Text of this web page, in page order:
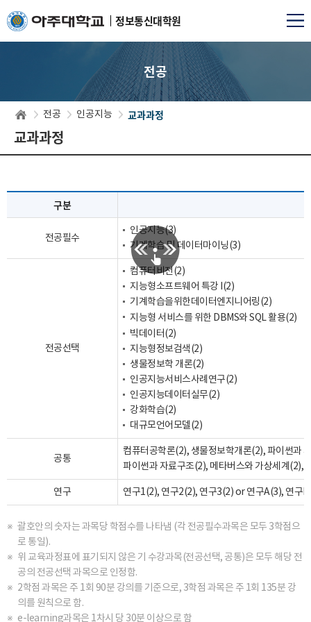
정보통신대학원
전공
전공 인공지능 교과과정
교과과정
구분
전공필수
인공지능(3)
기계학습 및 데이터마이닝(3)
전공선택
컴퓨터비전(2)
지능형소프트웨어 특강 I(2)
기계학습을위한데이터엔지니어링(2)
지능형 서비스를 위한 DBMS와 SQL 활용(2)
빅데이터(2)
지능형정보검색(2)
생물정보학 개론(2)
인공지능서비스사례연구(2)
인공지능데이터실무(2)
강화학습(2)
대규모언어모델(2)
공통
컴퓨터공학론(2), 생물정보학개론(2), 파이썬과
파이썬과 자료구조(2), 메타버스와 가상세계(2),
연구 연구1(2), 연구2(2), 연구3(2) or 연구A(3), 연구
괄호안의 숫자는 과목당 학점수를 나타냄 (각 전공필수과목은 모두 3학점으
로 통일).
위 교육과정표에 표기되지 않은 기 수강과목(전공선택, 공통)은 모두 해당 전
공의 전공선택 과목으로 인정함.
2학점 과목은 주 1회 90분 강의를 기준으로, 3학점 과목은 주 1회 135분 강
의를 원칙으로 함.
e-learning과목은 1차시 당 30분 이상으로 함